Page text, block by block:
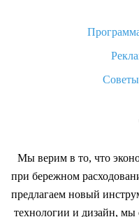
Советы
Мы верим в то, что
при бережном
предлагаем новый
технологии и дизайн, мы